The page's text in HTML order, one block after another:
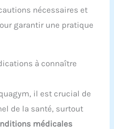
nécessaires et
garantir une pratique
à connaître
il est crucial de
de la santé, surtout
médicales